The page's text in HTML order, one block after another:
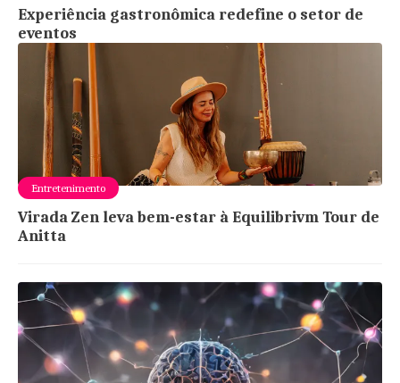
Experiência gastronômica redefine o setor de
eventos
Entretenimento
Virada Zen leva bem-estar à Equilibrivm Tour de
Anitta